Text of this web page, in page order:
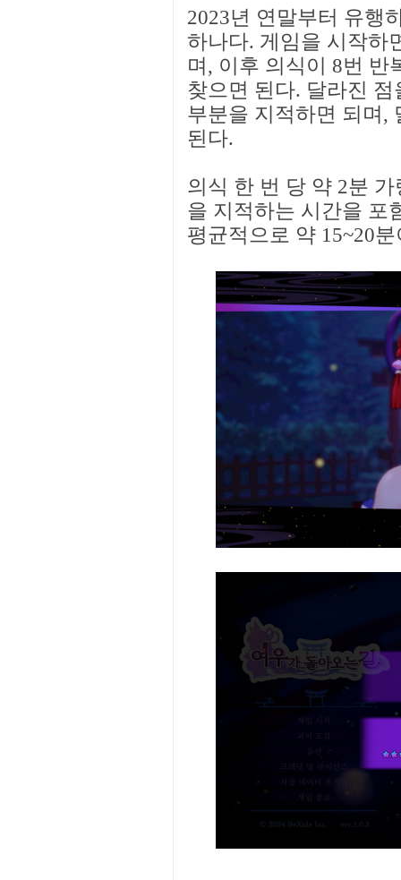
2023년 연말부터 유행
하나다. 게임을 시작하
며, 이후 의식이 8번 반
찾으면 된다. 달라진
부분을 지적하면 되며,
된다.
의식 한 번 당 약 2분
을 지적하는 시간을 포
평균적으로 약 15~20